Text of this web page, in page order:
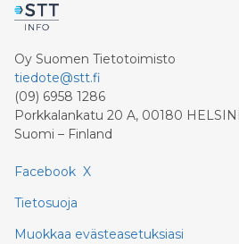
Oy Suomen Tietotoimisto
tiedote@stt.fi
(09) 6958 1286
Porkkalankatu 20 A, 00180
Suomi – Finland
Facebook X
Tietosuoja
Muokkaa evästeasetuksiasi